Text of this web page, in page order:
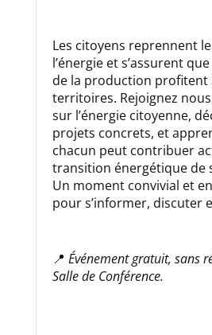
Les citoyens reprennent
l’énergie et s’assurent
de la production profitent
territoires. Rejoignez
sur l’énergie citoyenne,
projets concrets, et
chacun peut contribuer
transition énergétique de
Un moment convivial et
pour s’informer, discuter
📍 Événement gratuit, sans
Salle de Conférence.